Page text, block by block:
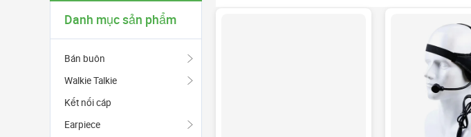
Danh mục sản phẩm
Bán buôn
Walkie Talkie
Kết nối cáp
Earpiece